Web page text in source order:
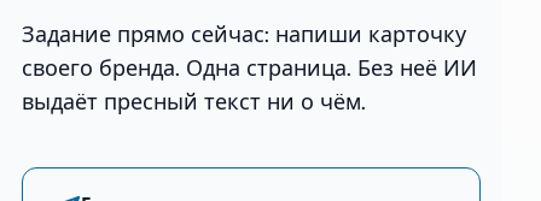
Задание прямо сейчас: напиши карточку
своего бренда. Одна страница. Без неё ИИ
выдаёт пресный текст ни о чём.